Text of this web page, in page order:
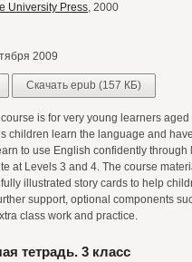
University Press, 2000
2009
Скачать epub (157 КБ)
is for very young learners
children learn the language and
to use English confidently
at Levels 3 and 4. The course
illustrated story cards to help
support, optional components
class work and practice.
тетрадь. 3 класс